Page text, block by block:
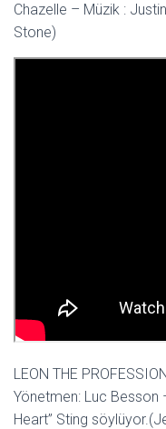
Chazelle – Müzik :
Stone)
LEON THE
Yönetmen: Luc Besson
Heart” Sting